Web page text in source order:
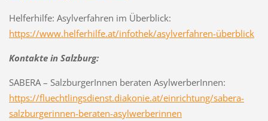
Helferhilfe: Asylverfahren im Überblick:
https://www.helferhilfe.at/infothek/asylverfahren-überblick
Kontakte in Salzburg:
SABERA – SalzburgerInnen beraten AsylwerberInnen:
https://fluechtlingsdienst.diakonie.at/einrichtung/sabera-
salzburgerinnen-beraten-asylwerberinnen